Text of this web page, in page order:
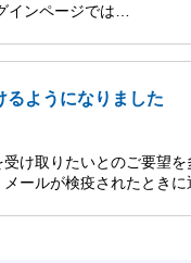
インページでは…
るようになりました
け取りたいとのご要望
ールが検疫されたとき